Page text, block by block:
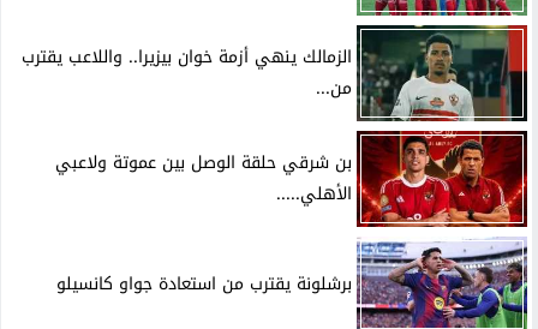
الزمالك ينهي أزمة خوان بيزيرا.. واللاعب يقترب
من...
بن شرقي حلقة الوصل بين عموتة ولاعبي
الأهلي.....
برشلونة يقترب من استعادة جواو كانسيلو